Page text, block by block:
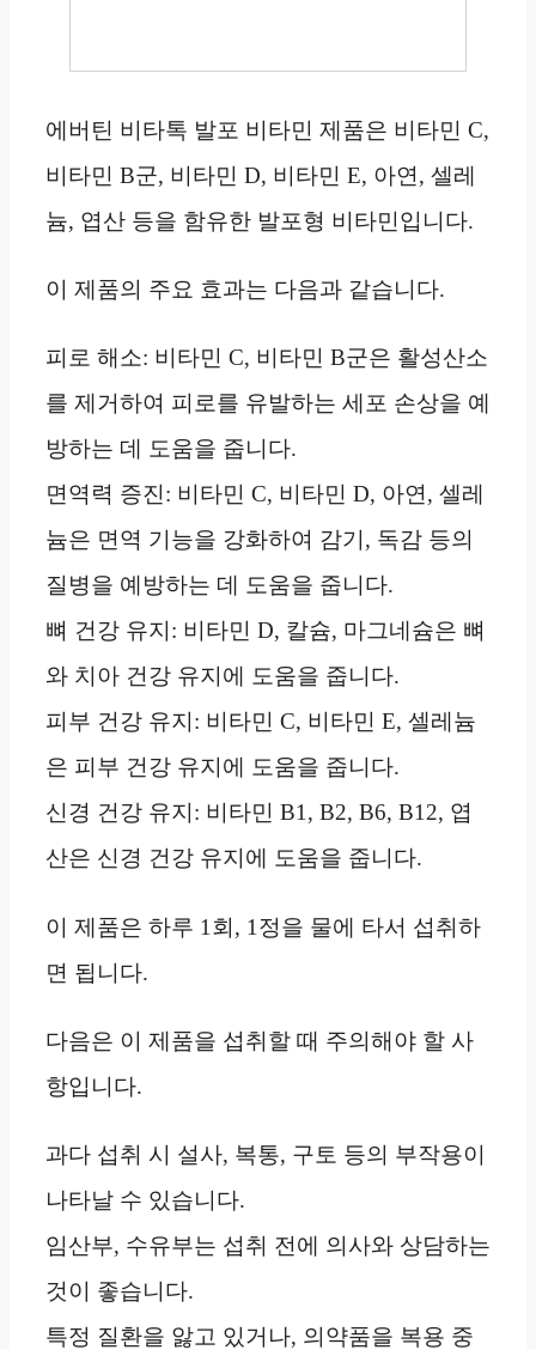
에버틴 비타톡 발포 비타민 제품은 비타민 C,
비타민 B군, 비타민 D, 비타민 E, 아연, 셀레
늄, 엽산 등을 함유한 발포형 비타민입니다.
이 제품의 주요 효과는 다음과 같습니다.
피로 해소: 비타민 C, 비타민 B군은 활성산소
를 제거하여 피로를 유발하는 세포 손상을 예
방하는 데 도움을 줍니다.
면역력 증진: 비타민 C, 비타민 D, 아연, 셀레
늄은 면역 기능을 강화하여 감기, 독감 등의
질병을 예방하는 데 도움을 줍니다.
뼈 건강 유지: 비타민 D, 칼슘, 마그네슘은 뼈
와 치아 건강 유지에 도움을 줍니다.
피부 건강 유지: 비타민 C, 비타민 E, 셀레늄
은 피부 건강 유지에 도움을 줍니다.
신경 건강 유지: 비타민 B1, B2, B6, B12, 엽
산은 신경 건강 유지에 도움을 줍니다.
이 제품은 하루 1회, 1정을 물에 타서 섭취하
면 됩니다.
다음은 이 제품을 섭취할 때 주의해야 할 사
항입니다.
과다 섭취 시 설사, 복통, 구토 등의 부작용이
나타날 수 있습니다.
임산부, 수유부는 섭취 전에 의사와 상담하는
것이 좋습니다.
특정 질환을 앓고 있거나, 의약품을 복용 중